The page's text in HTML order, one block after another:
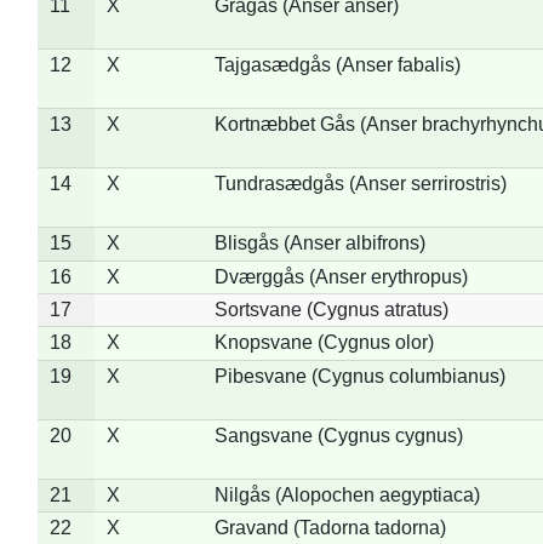
11
X Grågås (Anser anser)
12 X Tajgasædgås (Anser fabalis)
13 X Kortnæbbet Gås (Anser
14 X Tundrasædgås (Anser serrirostris)
15 X
Blisgås (Anser albifrons)
16
X
Dværggås (Anser erythropus)
17
Sortsvane (Cygnus atratus)
18
X
Knopsvane (Cygnus olor)
19
X Pibesvane (Cygnus columbianus)
20 X Sangsvane (Cygnus cygnus)
21 X
Nilgås (Alopochen aegyptiaca)
22
X
Gravand (Tadorna tadorna)